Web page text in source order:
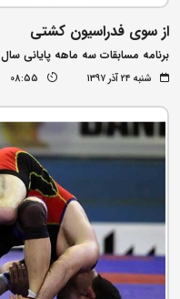
از سوی فدراسیون کشتی
برنامه مسابقات سه ماهه پایانی سال 97 اعلام شد
شنبه ۲۴ آذر ۱۳۹۷ 08:55